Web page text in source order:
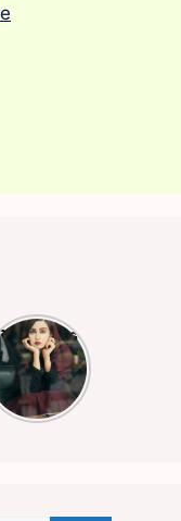
Lines
Shayari